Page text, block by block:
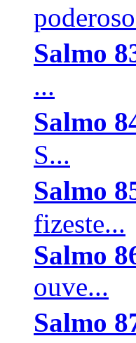
Salmo
...
Salmo
S...
Salmo
fizeste...
Salmo
ouve...
Salmo